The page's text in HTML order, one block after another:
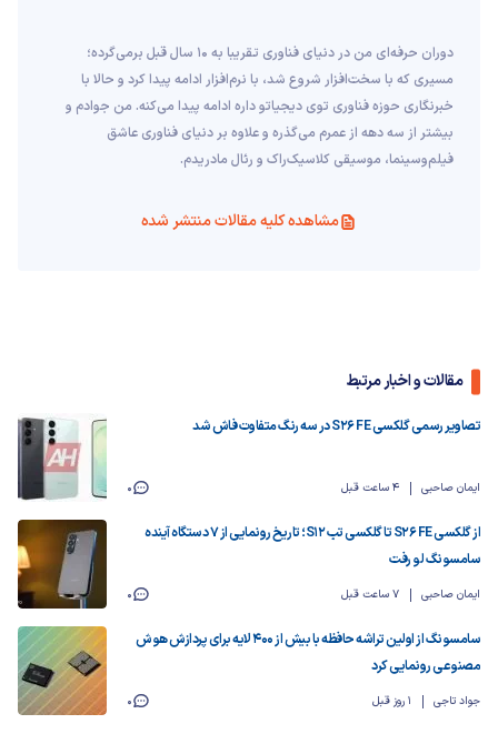
دوران حرفه‌ای من در دنیای فناوری تقریبا به ۱۰ سال قبل برمی‌گرده؛
مسیری که با سخت‌افزار شروع شد، با نرم‌افزار ادامه پیدا کرد و حالا با
خبرنگاری حوزه فناوری توی دیجیاتو داره ادامه پیدا می‌کنه. من جوادم و
بیشتر از سه دهه از عمرم می‌گذره و علاوه بر دنیای فناوری عاشق
فیلم‌و‌سینما، موسیقی کلاسیک‌راک و رئال مادریدم.
مشاهده کلیه مقالات منتشر شده
مقالات و اخبار مرتبط
تصاویر رسمی گلکسی S26 FE در سه رنگ متفاوت فاش شد
ایمان صاحبی 4 ساعت قبل 0
از گلکسی S26 FE تا گلکسی تب S12؛ تاریخ رونمایی از ۷ دستگاه آینده
سامسونگ لو رفت
ایمان صاحبی 7 ساعت قبل 0
سامسونگ از اولین تراشه حافظه با بیش از ۴۰۰ لایه برای پردازش هوش
مصنوعی رونمایی کرد
جواد تاجی 1 روز قبل 0